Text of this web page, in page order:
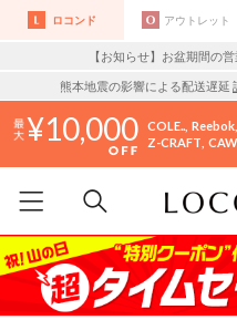
ロコンド アウトレット
【お知らせ】お盆期間の
熊本地震の影響による配送遅延
10,000 COLE.. Reebok
Z-CRAFT